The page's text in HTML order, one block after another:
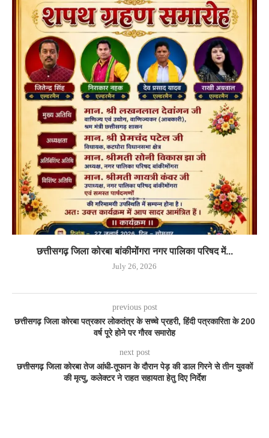
छत्तीसगढ़ जिला कोरबा बांकीमोंगरा नगर पालिका परिषद में...
July 26, 2026
previous post
छत्तीसगढ़ जिला कोरबा पत्रकार लोकतंत्र के सच्चे प्रहरी, हिंदी पत्रकारिता के 200
वर्ष पूरे होने पर गौरव समारोह
next post
छत्तीसगढ़ जिला कोरबा तेज आंधी-तूफान के दौरान पेड़ की डाल गिरने से तीन युवकों
की मृत्यु, कलेक्टर ने राहत सहायता हेतु दिए निर्देश